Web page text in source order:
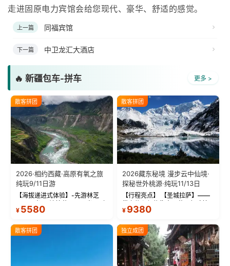
走进固原电力宾馆会给您现代、豪华、舒适的感觉。
上一篇 同福宾馆
下一篇 中卫龙汇大酒店
🔥 新疆包车-拼车 更多 >
散客拼团
2026·相约西藏·高原有氧之旅
纯玩9/11日游
【海拔递进式体验】-先游林芝
测 99%游客零高反 。 【贴心保
反根本不是事儿 ！ 【无人机航
拍】-雪山/圣湖/...
¥ 5580
散客拼团
2026藏东秘境 漫步云中仙境·
探秘世外桃源·纯玩11/13日
【行程亮点】 【圣城拉萨】——
萨，感受这座城与生俱来的与众
城堡寺院于一体的宏伟建筑，是
西藏最完整的古代...
¥ 9380
散客拼团 独立成团